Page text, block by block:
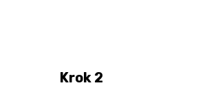
Krok 2